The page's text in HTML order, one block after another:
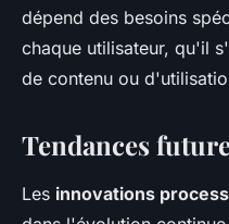
dépend des besoins
chaque utilisateur, qu'il
de contenu ou
Tendances
Les innovations